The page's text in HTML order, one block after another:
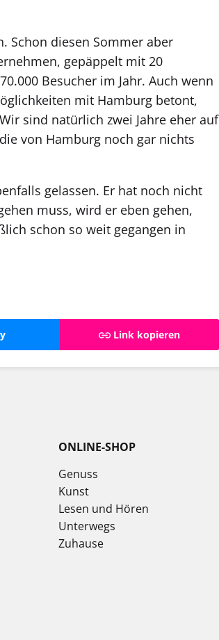
Schon diesen Sommer aber
gepäppelt mit 20
Besucher im Jahr. Auch wenn
mit Hamburg betont,
sind natürlich zwei Jahre eher auf
von Hamburg noch gar nichts
gelassen. Er hat noch nicht
muss, wird er eben gehen,
schon so weit gegangen in
Link kopieren
ONLINE-SHOP
Genuss
Kunst
Lesen und Hören
Unterwegs
Zuhause